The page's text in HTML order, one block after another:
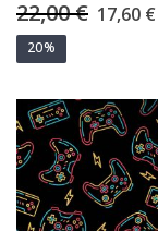
22,00 € Special
Price
17,60 €
20%